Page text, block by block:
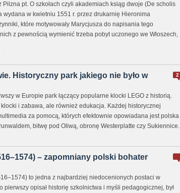
Pilzna pt. O szkołach czyli akademiach ksiąg dwoje (De scholis
wydana w kwietniu 1551 r. przez drukarnię Hieronima
które motywowały Marycjusza do napisania tego
z pewnością wymienić trzeba pobyt uczonego we Włoszech,
2
Historyczny park jakiego nie było w
w Europie park łączący popularne klocki LEGO z historią.
i zabawa, ale również edukacja. Każdej historycznej
za pomocą, których efektownie opowiadana jest polska
bitwę pod Oliwą, obronę Westerplatte czy Sukiennice.
– zapomniany polski bohater
to jedna z najbardziej niedocenionych postaci w
pierwszy opisał historię szkolnictwa i myśli pedagogicznej, był